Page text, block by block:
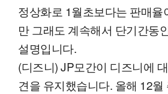
정상화로 1월초보다는 판매율
만 그래도 계속해서 단기간동
설명입니다.
(디즈니) JP모간이 디즈니에
견을 유지했습니다. 올해 12